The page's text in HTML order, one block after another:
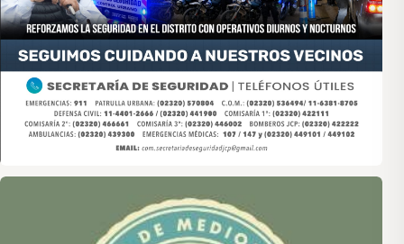
Asociación de Medios Vecinales